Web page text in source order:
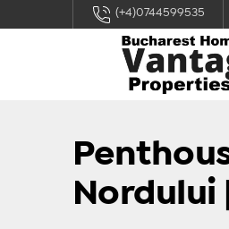
(+4)0744599535
Nordului